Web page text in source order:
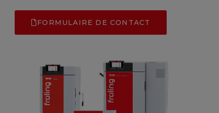
FORMULAIRE DE CONTACT